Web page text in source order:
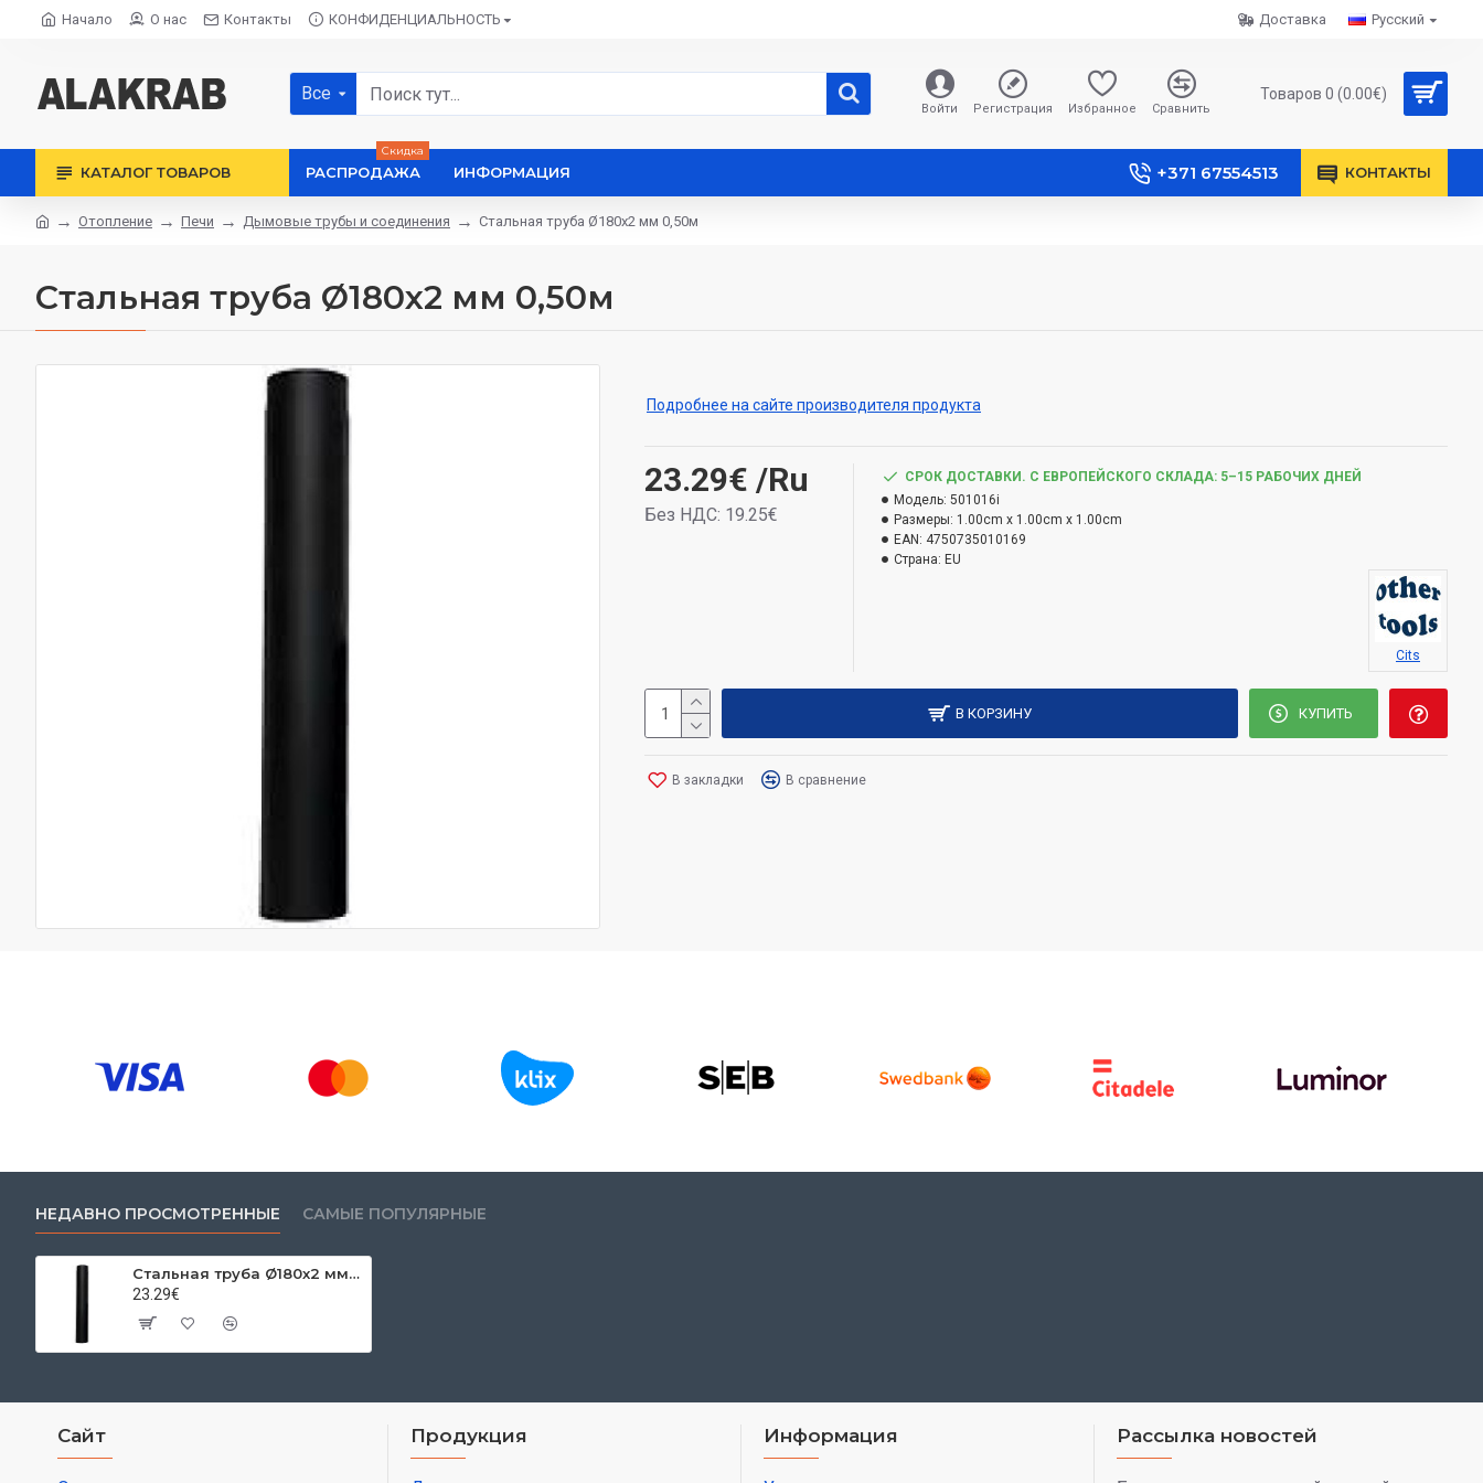
Начало О нас Контакты КОНФИДЕНЦИАЛЬНОСТЬ Русский
Доставка
Все
Войти Регистрация Избранное Сравнить
Товаров 0 (0.00€)
КАТАЛОГ ТОВАРОВ РАСПРОДАЖА
Скидка
ИНФОРМАЦИЯ +371 67554513 КОНТАКТЫ
Отопление Печи Дымовые трубы и соединения Стальная труба Ø180х2 мм 0,50м
Стальная труба Ø180х2 мм 0,50м
Подробнее на сайте производителя продукта
23.29€ /Ru
Без НДС: 19.25€
СРОК ДОСТАВКИ. С ЕВРОПЕЙСКОГО СКЛАДА: 5–15 РАБОЧИХ ДНЕЙ
Модель: 501016i
Размеры: 1.00cm x 1.00cm x 1.00cm
EAN: 4750735010169
Страна: EU
Cits
В КОРЗИНУ КУПИТЬ
В закладки В сравнение
НЕДАВНО ПРОСМОТРЕННЫЕ САМЫЕ ПОПУЛЯРНЫЕ
Стальная труба Ø180х2 мм 0,50м
23.29€
Сайт Продукция Информация Рассылка новостей